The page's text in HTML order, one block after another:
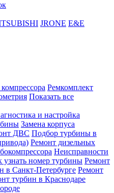
JRONE E&E
Ремкомплект
Показать все
и настройка
Замена корпуса
ДВС Подбор турбины в
Ремонт дизельных
Неисправности
узнать номер турбины Ремонт
в Санкт-Петербурге Ремонт
турбин в Краснодаре